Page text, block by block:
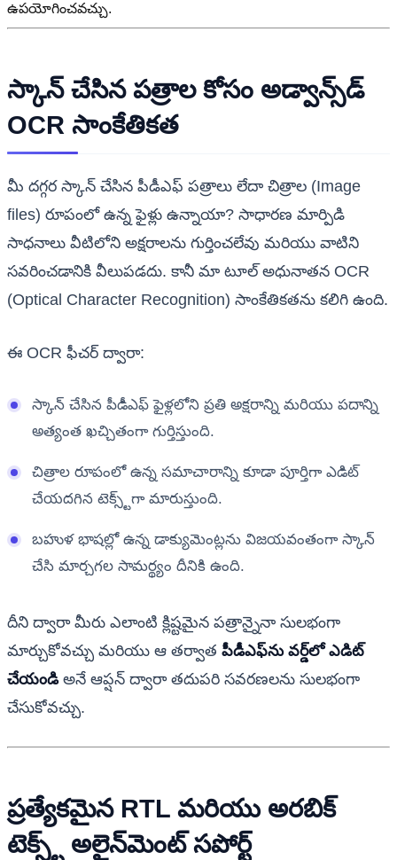
ఉపయోగించవచ్చు.
స్కాన్ చేసిన పత్రాల కోసం అడ్వాన్స్‌డ్
OCR సాంకేతికత
మీ దగ్గర స్కాన్ చేసిన పీడీఎఫ్ పత్రాలు లేదా చిత్రాల (Image
files) రూపంలో ఉన్న ఫైళ్లు ఉన్నాయా? సాధారణ మార్పిడి
సాధనాలు వీటిలోని అక్షరాలను గుర్తించలేవు మరియు వాటిని
సవరించడానికి వీలుపడదు. కానీ మా టూల్ అధునాతన OCR
(Optical Character Recognition) సాంకేతికతను కలిగి ఉంది.
ఈ OCR ఫీచర్ ద్వారా:
స్కాన్ చేసిన పీడీఎఫ్ ఫైళ్లలోని ప్రతి అక్షరాన్ని మరియు పదాన్ని
అత్యంత ఖచ్చితంగా గుర్తిస్తుంది.
చిత్రాల రూపంలో ఉన్న సమాచారాన్ని కూడా పూర్తిగా ఎడిట్
చేయదగిన టెక్స్ట్‌గా మారుస్తుంది.
బహుళ భాషల్లో ఉన్న డాక్యుమెంట్లను విజయవంతంగా స్కాన్
చేసి మార్చగల సామర్థ్యం దీనికి ఉంది.
దీని ద్వారా మీరు ఎలాంటి క్లిష్టమైన పత్రాన్నైనా సులభంగా
మార్చుకోవచ్చు మరియు ఆ తర్వాత పీడీఎఫ్‌ను వర్డ్‌లో ఎడిట్
చేయండిఅనే ఆప్షన్ ద్వారా తదుపరి సవరణలను సులభంగా
చేసుకోవచ్చు.
ప్రత్యేకమైన RTL మరియు అరబిక్
టెక్స్ట్ అలైన్‌మెంట్ సపోర్ట్